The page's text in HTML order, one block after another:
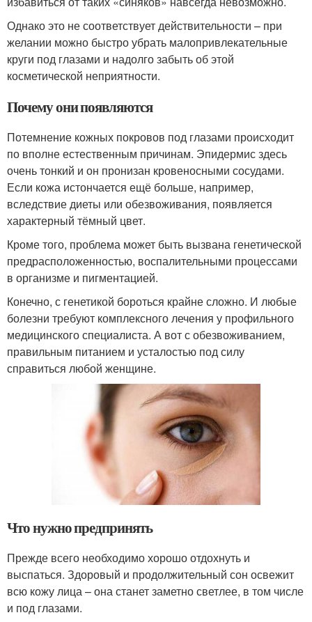
Однако это не соответствует действительности – при
желании можно быстро убрать малопривлекательные
круги под глазами и надолго забыть об этой
косметической неприятности.
Почему они появляются
Потемнение кожных покровов под глазами происходит
по вполне естественным причинам. Эпидермис здесь
очень тонкий и он пронизан кровеносными сосудами.
Если кожа истончается ещё больше, например,
вследствие диеты или обезвоживания, появляется
характерный тёмный цвет.
Кроме того, проблема может быть вызвана генетической
предрасположенностью, воспалительными процессами
в организме и пигментацией.
Конечно, с генетикой бороться крайне сложно. И любые
болезни требуют комплексного лечения у профильного
медицинского специалиста. А вот с обезвоживанием,
правильным питанием и усталостью под силу
справиться любой женщине.
Что нужно предпринять
Прежде всего необходимо хорошо отдохнуть и
выспаться. Здоровый и продолжительный сон освежит
всю кожу лица – она станет заметно светлее, в том числе
и под глазами.